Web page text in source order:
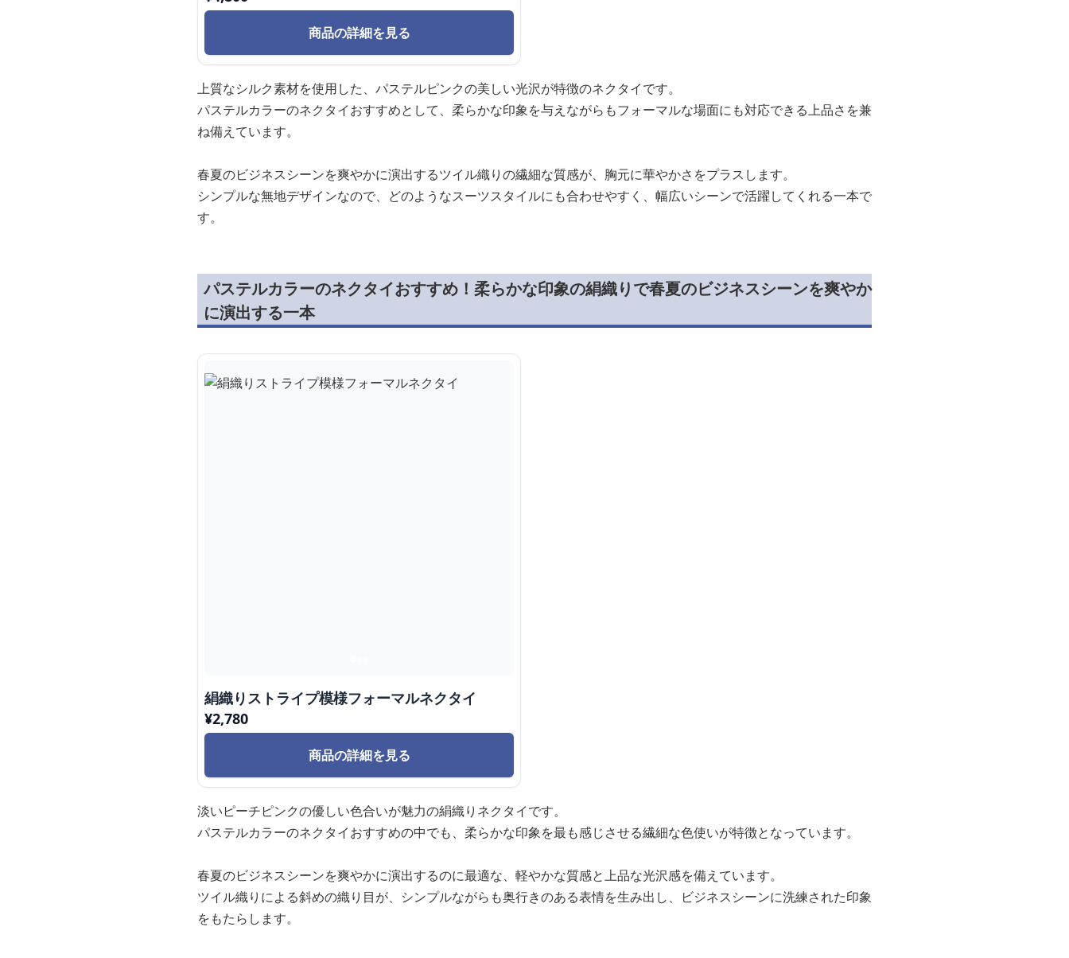
商品の詳細を見る
上質なシルク素材を使用した、パステルピンクの美しい光沢が特徴のネクタイです。
パステルカラーのネクタイおすすめとして、柔らかな印象を与えながらもフォーマルな場面にも対応できる上品さを兼
ね備えています。
春夏のビジネスシーンを爽やかに演出するツイル織りの繊細な質感が、胸元に華やかさをプラスします。
シンプルな無地デザインなので、どのようなスーツスタイルにも合わせやすく、幅広いシーンで活躍してくれる一本で
す。
パステルカラーのネクタイおすすめ！柔らかな印象の絹織りで春夏のビジネスシーンを爽やか
に演出する一本
絹織りストライプ模様フォーマルネクタイ
¥2,780
商品の詳細を見る
淡いピーチピンクの優しい色合いが魅力の絹織りネクタイです。
パステルカラーのネクタイおすすめの中でも、柔らかな印象を最も感じさせる繊細な色使いが特徴となっています。
春夏のビジネスシーンを爽やかに演出するのに最適な、軽やかな質感と上品な光沢感を備えています。
ツイル織りによる斜めの織り目が、シンプルながらも奥行きのある表情を生み出し、ビジネスシーンに洗練された印象
をもたらします。